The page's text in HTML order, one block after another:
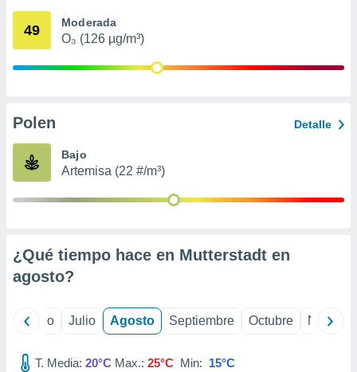
mediante
publicidad
de
49 Moderada
O₃ (126 µg/m³)
Polen Detalle
Bajo
Artemisa (22 #/m³)
¿Qué tiempo hace en Mutterstadt en
agosto?
Junio Julio Agosto Septiembre Octubre
T. Media: 20°C Max.: 25°C Min: 15°C